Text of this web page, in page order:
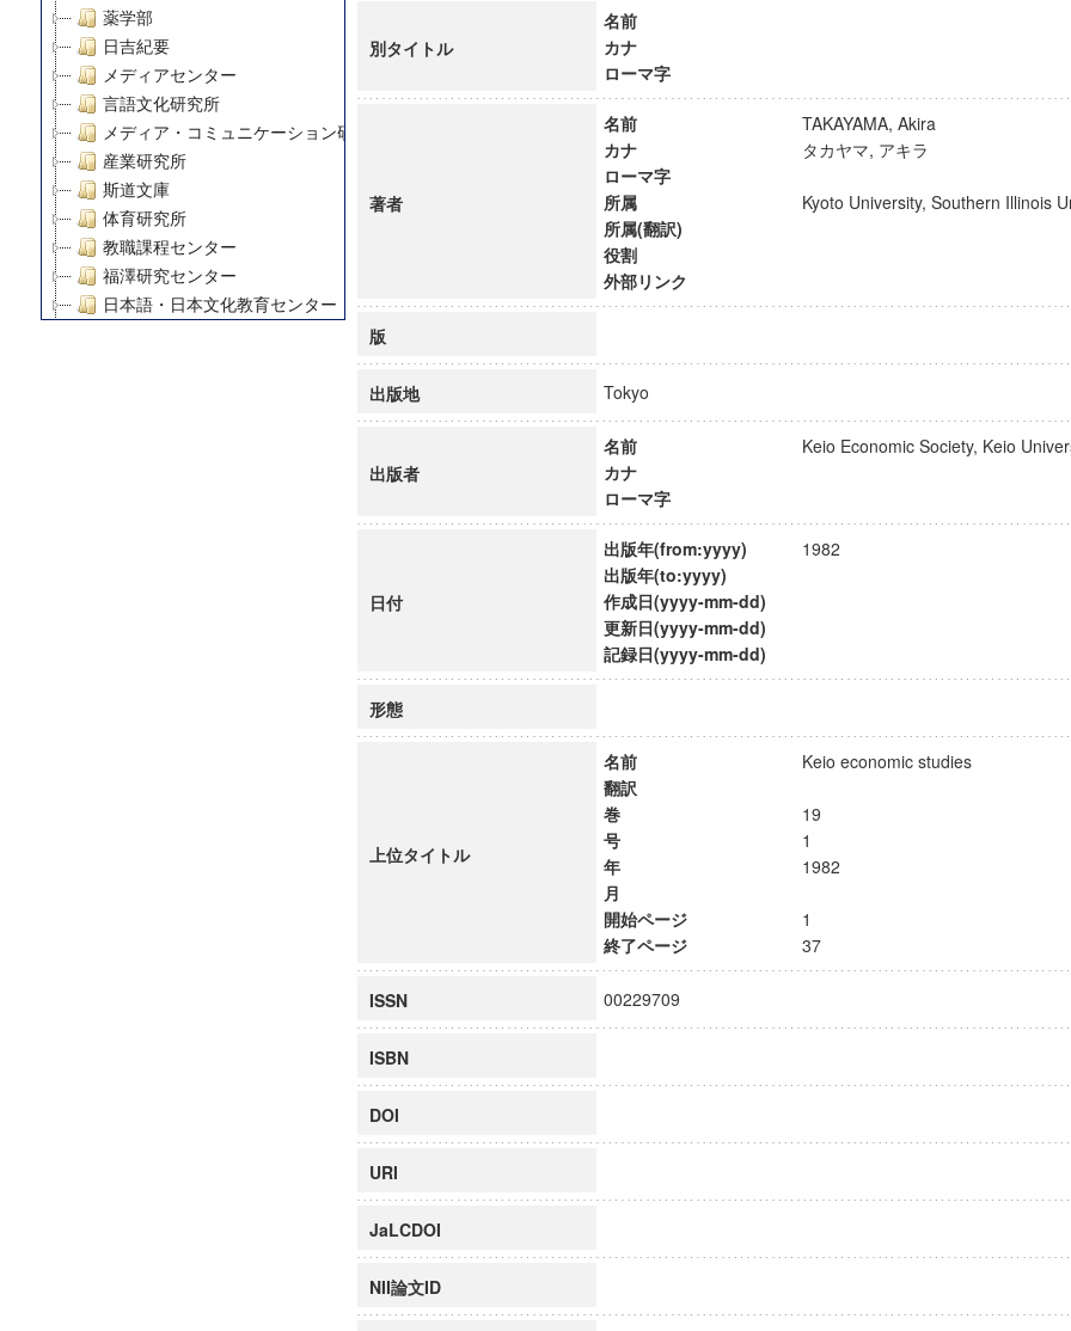
薬学部
日吉紀要
メディアセンター
言語文化研究所
メディア・コミュニケーション研究所
産業研究所
斯道文庫
体育研究所
教職課程センター
福澤研究センター
日本語・日本文化教育センター
デジタルメディア・コンテンツ統合研究センター
グローバルリサーチインスティテュート
慶應義塾大学グローバルCOEプログラム論理と感性の先端的教育研究拠点
博士課程教育リーディングプログラム「超成熟社会発展のサイエンス」
別タイトル
名前
カナ
ローマ字
著者
名前
TAKAYAMA, Akira
カナ
タカヤマ, アキラ
ローマ字
所属
Kyoto University, Southern Illinois
所属(翻訳)
役割
外部リンク
版
出版地 Tokyo
出版者
名前
Keio Economic Society, Keio
カナ
ローマ字
日付
出版年(from:yyyy)
1982
出版年(to:yyyy)
作成日(yyyy-mm-dd)
更新日(yyyy-mm-dd)
記録日(yyyy-mm-dd)
形態
上位タイトル
名前
Keio economic studies
翻訳
巻
19
号
1
年
1982
月
開始ページ
1
終了ページ
37
ISSN 00229709
ISBN
DOI
URI
JaLCDOI
NII論文ID